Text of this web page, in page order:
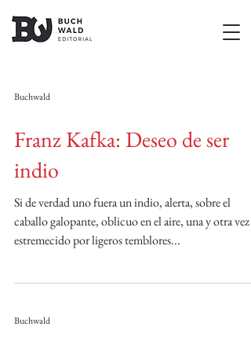
Buchwald
Franz Kafka: Deseo de ser
indio
Si de verdad uno fuera un indio, alerta, sobre el
caballo galopante, oblicuo en el aire, una y otra vez
estremecido por ligeros temblores...
Buchwald